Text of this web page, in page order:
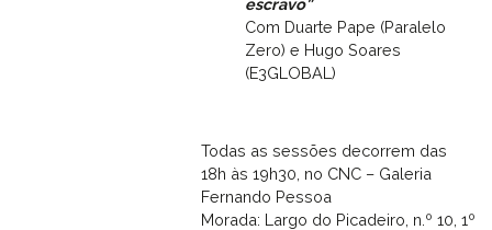
escravo”
Com Duarte Pape (Paralelo
Zero) e Hugo Soares
(E3GLOBAL)
Todas as sessões decorrem das
18h às 19h30, no CNC – Galeria
Fernando Pessoa
Morada: Largo do Picadeiro, n.º 10, 1º